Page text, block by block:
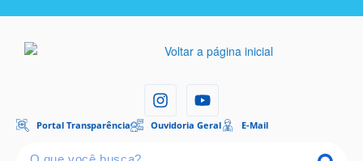
Portal Transparência Ouvidoria Geral E-Mail